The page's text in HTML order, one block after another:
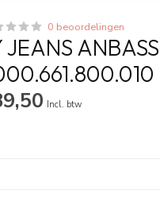
0 beoordelingen
JEANS
Incl. btw